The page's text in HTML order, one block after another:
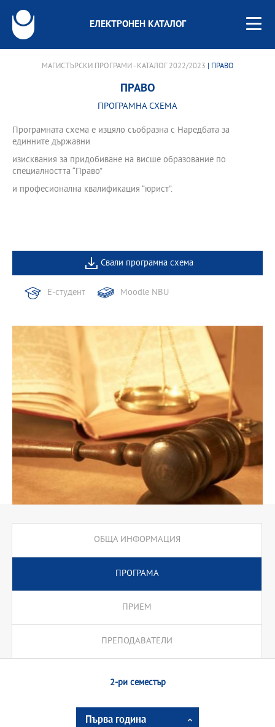
ЕЛЕКТРОНЕН КАТАЛОГ
МАГИСТЪРСКИ ПРОГРАМИ - КАТАЛОГ 2022/2023 | ПРАВО
ПРАВО
ПРОГРАМНА СХЕМА
Програмната схема е изцяло съобразна с Наредбата за
единните държавни
изисквания за придобиване на висше образование по
специалността “Право”
и професионална квалификация “юрист”.
Свали програмна схема
Е-студент Moodle NBU
ОБЩА ИНФОРМАЦИЯ
ПРОГРАМА
ПРИЕМ
ПРЕПОДАВАТЕЛИ
2-ри семестър
Първа година